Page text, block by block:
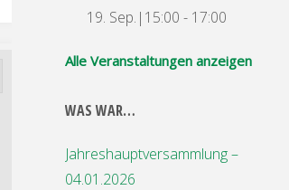
19. Sep.|15:00 - 17:00
Alle Veranstaltungen anzeigen
WAS WAR…
Jahreshauptversammlung –
04.01.2026